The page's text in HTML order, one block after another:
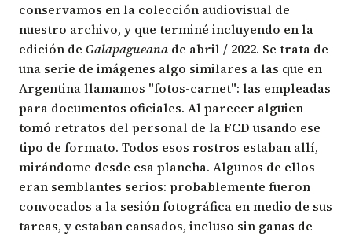
conservamos en la colección audiovisual de
nuestro archivo, y que terminé incluyendo en la
edición de Galapagueana de abril / 2022. Se trata de
una serie de imágenes algo similares a las que en
Argentina llamamos "fotos-carnet": las empleadas
para documentos oficiales. Al parecer alguien
tomó retratos del personal de la FCD usando ese
tipo de formato. Todos esos rostros estaban allí,
mirándome desde esa plancha. Algunos de ellos
eran semblantes serios: probablemente fueron
convocados a la sesión fotográfica en medio de sus
tareas, y estaban cansados, incluso sin ganas de